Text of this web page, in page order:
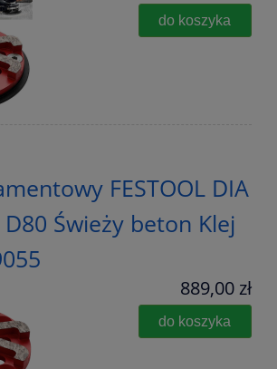
do koszyka
FESTOOL DIA
D80 Świeży beton Klej
889,00 zł
do koszyka